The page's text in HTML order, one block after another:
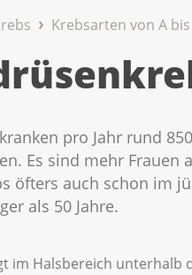
Krebsarten von A bis
pro Jahr rund
Es sind mehr
öfters auch schon im
als 50 Jahre.
im Halsbereich unterhalb